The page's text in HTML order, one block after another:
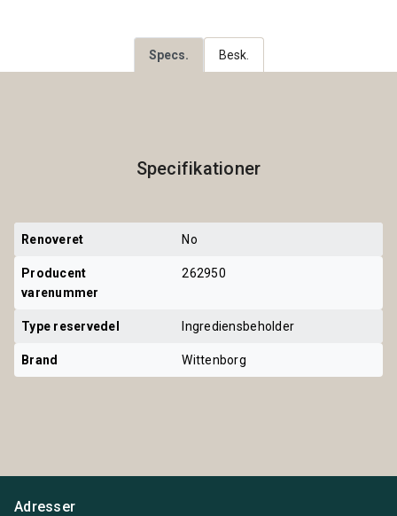
Specs. Besk.
Specifikationer
Renoveret No
Producent
varenummer
262950
Type reservedel Ingrediensbeholder
Brand Wittenborg
Adresser